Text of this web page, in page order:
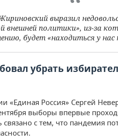
выразил
внешней политики», из-за
будет «находиться у нас
убрать
«Единая Россия» Сергей
выборы впервые
связано с тем, что пандемия